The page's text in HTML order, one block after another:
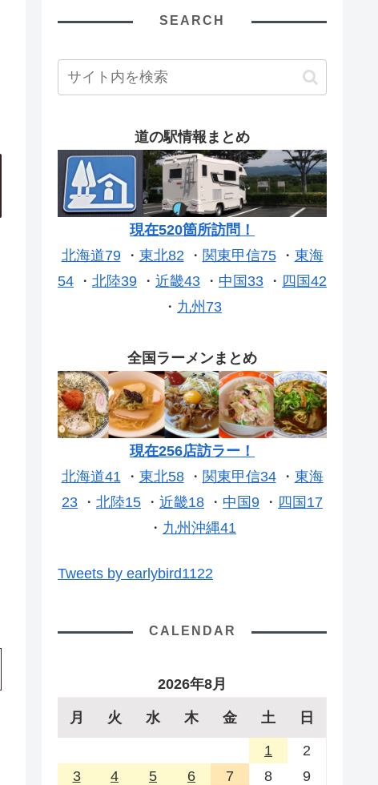
SEARCH
道の駅情報まとめ
現在520箇所訪問！
北海道79・ 東北82・ 関東甲信75・ 東海
54 ・ 北陸39 ・ 近畿43 ・ 中国33 ・ 四国42
・ 九州73
全国ラーメンまとめ
現在256店訪ラー！
北海道41・ 東北58・ 関東甲信34・ 東海
23 ・ 北陸15 ・ 近畿18 ・ 中国9 ・ 四国17
・ 九州沖縄41
Tweets by earlybird1122
CALENDAR
2026年8月
月 火 水 木 金 土 日
1
2
3
4 5 6 7 8
9